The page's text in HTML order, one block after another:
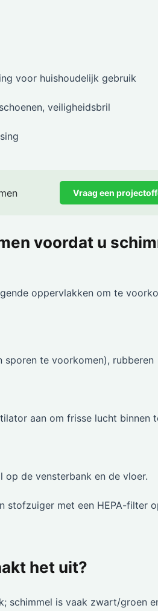
voor huishoudelijk gebruik
veiligheidsbril
Vraag een
voordat u
oppervlakken om te
sporen te voorkomen), rubberen
aan om frisse lucht binnen
de vensterbank en de vloer.
stofzuiger met een HEPA-filter
het uit?
schimmel is vaak zwart/groen